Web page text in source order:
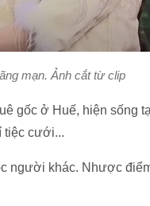
mạn. Ảnh cắt từ clip
gốc ở Huế, hiện sống
tiệc cưới...
người khác. Nhược